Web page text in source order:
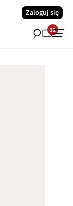
Zaloguj się
32